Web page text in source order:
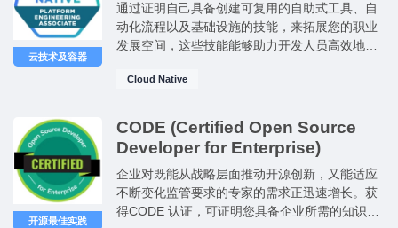
云技术及容器
通过证明自己具备创建可复用的自助式工具、自
动化流程以及基础设施的技能，来拓展您的职业
发展空间，这些技能能够助力开发人员高效地部
发加大投资，平台工程师的需求量极大。 ✔ 彰显
开启担任平台架构师、工程经理或首席技术官等
领导职位的大门。
Cloud Native
开源最佳实践
CODE (Certified Open Source
Developer for Enterprise)
企业对既能从战略层面推动开源创新，又能适应
不断变化监管要求的专家的需求正迅速增长。获
得CODE 认证，可证明您具备企业所需的知识和